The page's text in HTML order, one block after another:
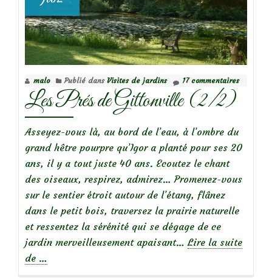
malo Publié dans Visites de jardins 17 commentaires
Les Prés de Gittonville (2/2)
Asseyez-vous là, au bord de l’eau, à l’ombre du
grand hêtre pourpre qu’Igor a planté pour ses 20
ans, il y a tout juste 40 ans. Ecoutez le chant
des oiseaux, respirez, admirez… Promenez-vous
sur le sentier étroit autour de l’étang, flânez
dans le petit bois, traversez la prairie naturelle
et ressentez la sérénité qui se dégage de ce
jardin merveilleusement apaisant… Lire la suite
de …